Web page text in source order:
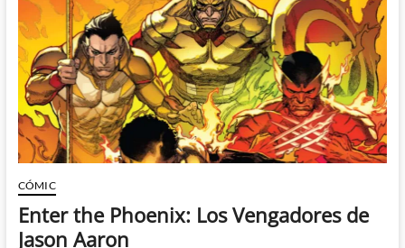
McGuinness
Yo
esto
ya
lo
he
visto…
CÓMIC
Enter the Phoenix: Los Vengadores de
Jason Aaron